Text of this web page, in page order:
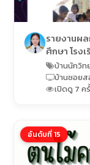
รายงานผ
ศึกษา โรง
บ้านนักวิท
บ้านซอยส
เปิดดู 7 ค
อันดับที่ 15